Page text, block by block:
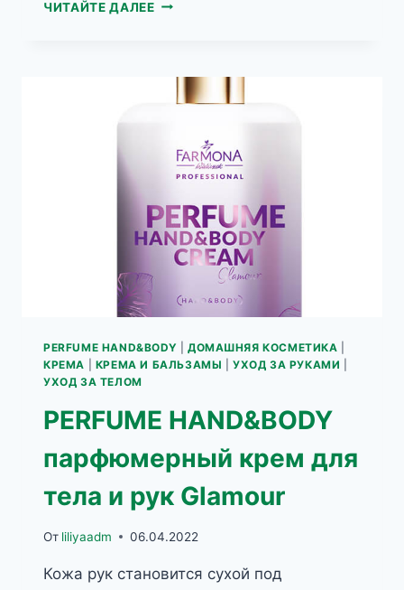
ЧИТАЙТЕ ДАЛЕЕ
РУК
PERFUME HAND&BODY ДОМАШНЯЯ КОСМЕТИКА
КРЕМА
КРЕМА И БАЛЬЗАМЫ |УХОД ЗА РУКАМИ
УХОД ЗА ТЕЛОМ
PERFUME HAND&BODY
парфюмерный крем для
тела и рук Glamour
От liliyaadm 06.04.2022
Кожа рук становится сухой под